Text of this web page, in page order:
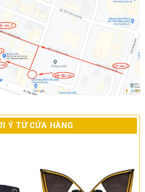
Ý TỪ CỬA HÀNG